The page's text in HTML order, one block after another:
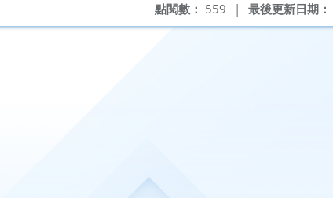
最後更新日期：
點閱數： 559 |